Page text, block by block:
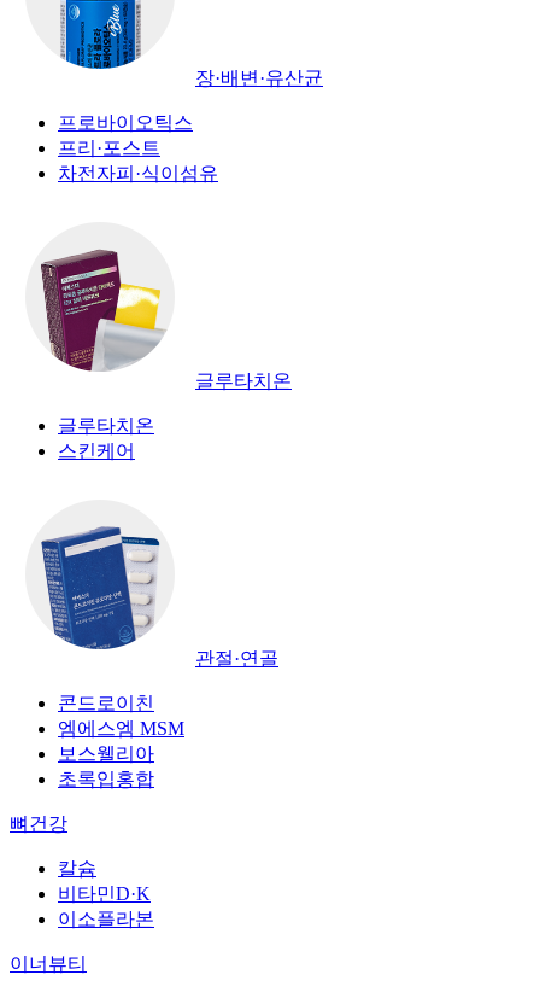
장·배변·유산균
프로바이오틱스
프리·포스트
차전자피·식이섬유
글루타치온
글루타치온
스킨케어
관절·연골
콘드로이친
엠에스엠 MSM
보스웰리아
초록입홍합
뼈건강
칼슘
비타민D·K
이소플라본
이너뷰티